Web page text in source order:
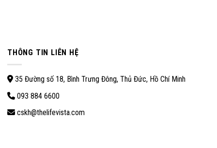
THÔNG TIN LIÊN HỆ
35 Đường số 18, Bình Trưng Đông, Thủ Đức, Hồ Chí Minh
093 884 6600
cskh@thelifevista.com